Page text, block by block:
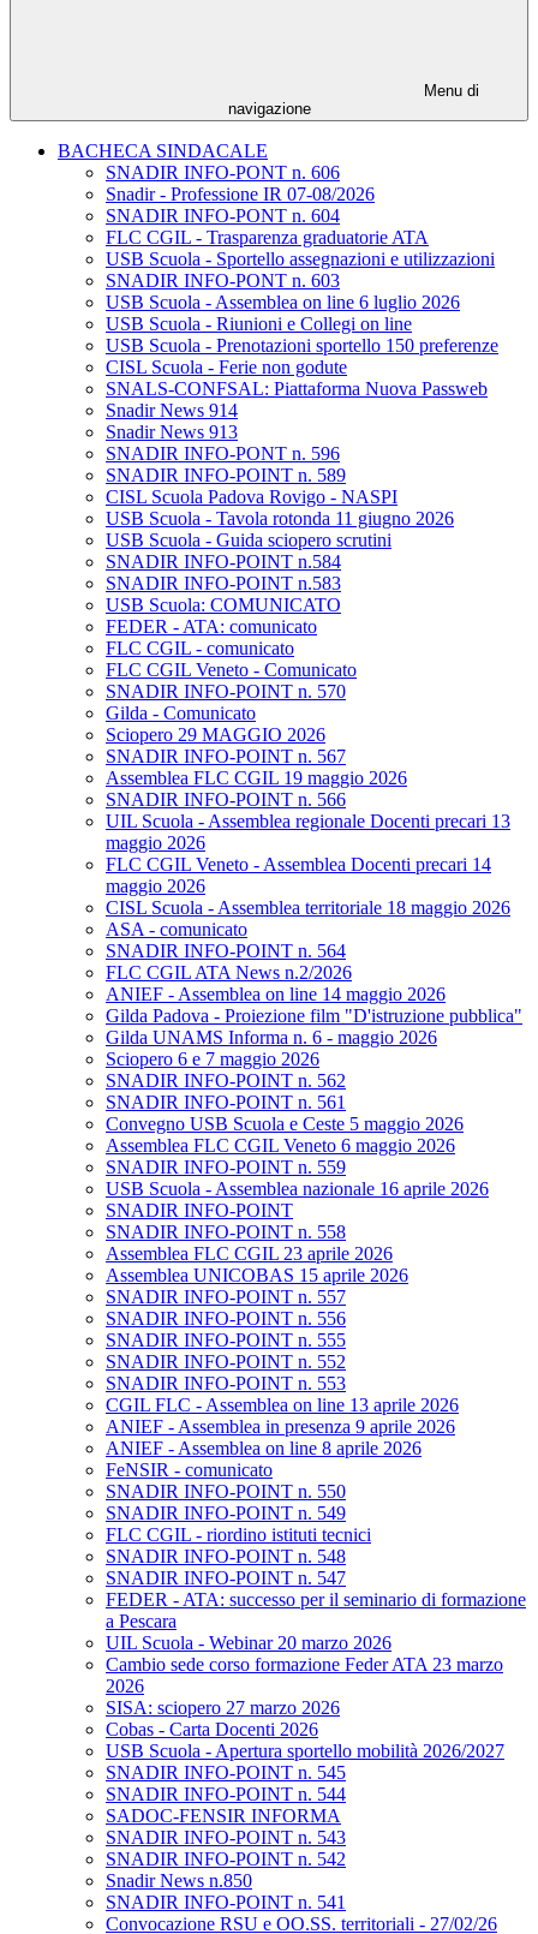
Menu di
navigazione
BACHECA SINDACALE
SNADIR INFO-PONT n. 606
Snadir - Professione IR 07-08/2026
SNADIR INFO-PONT n. 604
FLC CGIL - Trasparenza graduatorie ATA
USB Scuola - Sportello assegnazioni e utilizzazioni
SNADIR INFO-PONT n. 603
USB Scuola - Assemblea on line 6 luglio 2026
USB Scuola - Riunioni e Collegi on line
USB Scuola - Prenotazioni sportello 150 preferenze
CISL Scuola - Ferie non godute
SNALS-CONFSAL: Piattaforma Nuova Passweb
Snadir News 914
Snadir News 913
SNADIR INFO-PONT n. 596
SNADIR INFO-POINT n. 589
CISL Scuola Padova Rovigo - NASPI
USB Scuola - Tavola rotonda 11 giugno 2026
USB Scuola - Guida sciopero scrutini
SNADIR INFO-POINT n.584
SNADIR INFO-POINT n.583
USB Scuola: COMUNICATO
FEDER - ATA: comunicato
FLC CGIL - comunicato
FLC CGIL Veneto - Comunicato
SNADIR INFO-POINT n. 570
Gilda - Comunicato
Sciopero 29 MAGGIO 2026
SNADIR INFO-POINT n. 567
Assemblea FLC CGIL 19 maggio 2026
SNADIR INFO-POINT n. 566
UIL Scuola - Assemblea regionale Docenti precari 13
maggio 2026
FLC CGIL Veneto - Assemblea Docenti precari 14
maggio 2026
CISL Scuola - Assemblea territoriale 18 maggio 2026
ASA - comunicato
SNADIR INFO-POINT n. 564
FLC CGIL ATA News n.2/2026
ANIEF - Assemblea on line 14 maggio 2026
Gilda Padova - Proiezione film "D'istruzione pubblica"
Gilda UNAMS Informa n. 6 - maggio 2026
Sciopero 6 e 7 maggio 2026
SNADIR INFO-POINT n. 562
SNADIR INFO-POINT n. 561
Convegno USB Scuola e Ceste 5 maggio 2026
Assemblea FLC CGIL Veneto 6 maggio 2026
SNADIR INFO-POINT n. 559
USB Scuola - Assemblea nazionale 16 aprile 2026
SNADIR INFO-POINT
SNADIR INFO-POINT n. 558
Assemblea FLC CGIL 23 aprile 2026
Assemblea UNICOBAS 15 aprile 2026
SNADIR INFO-POINT n. 557
SNADIR INFO-POINT n. 556
SNADIR INFO-POINT n. 555
SNADIR INFO-POINT n. 552
SNADIR INFO-POINT n. 553
CGIL FLC - Assemblea on line 13 aprile 2026
ANIEF - Assemblea in presenza 9 aprile 2026
ANIEF - Assemblea on line 8 aprile 2026
FeNSIR - comunicato
SNADIR INFO-POINT n. 550
SNADIR INFO-POINT n. 549
FLC CGIL - riordino istituti tecnici
SNADIR INFO-POINT n. 548
SNADIR INFO-POINT n. 547
FEDER - ATA: successo per il seminario di formazione
a Pescara
UIL Scuola - Webinar 20 marzo 2026
Cambio sede corso formazione Feder ATA 23 marzo
2026
SISA: sciopero 27 marzo 2026
Cobas - Carta Docenti 2026
USB Scuola - Apertura sportello mobilità 2026/2027
SNADIR INFO-POINT n. 545
SNADIR INFO-POINT n. 544
SADOC-FENSIR INFORMA
SNADIR INFO-POINT n. 543
SNADIR INFO-POINT n. 542
Snadir News n.850
SNADIR INFO-POINT n. 541
Convocazione RSU e OO.SS. territoriali - 27/02/26